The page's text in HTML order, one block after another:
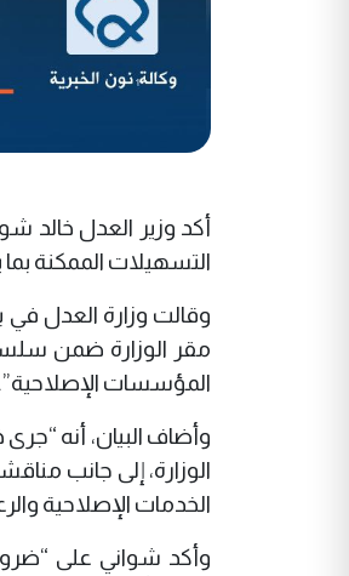
أكد وزير العدل خالد
التسهيلات الممكنة
وقالت وزارة العدل في
مقر الوزارة ضمن
المؤسسات الإصلاحية”.
وأضاف البيان، أنه
الوزارة، إلى جانب
الخدمات الإصلاحية
وأكد شواني على